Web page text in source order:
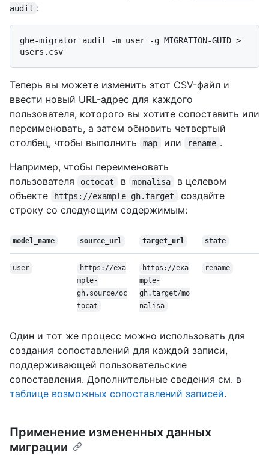
audit :
ghe-migrator audit -m user -g MIGRATION-GUID >
Теперь вы можете изменить этот CSV-файл и
ввести новый URL-адрес для каждого
пользователя, которого вы хотите сопоставить или
переименовать, а затем обновить четвертый
столбец, чтобы выполнить
map или rename .
Например, чтобы переименовать
пользователя
octocat в monalisa
в целевом
объекте
https://example-gh.target
создайте
строку со следующим содержимым:
model_name source_url target_url state
user
https://exa
mple-
gh.source/oc
tocat
https://exa
mple-
gh.target/mo
nalisa
rename
Один и тот же процесс можно использовать для
создания сопоставлений для каждой записи,
поддерживающей пользовательские
сопоставления. Дополнительные сведения см. в
таблице возможных сопоставлений записей.
Применение измененных данных
миграции